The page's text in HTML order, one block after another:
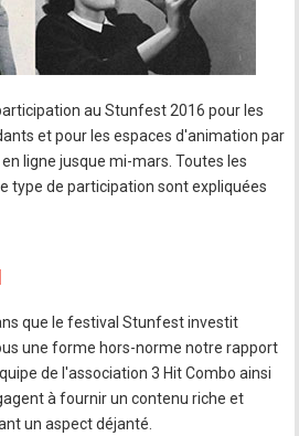
au Stunfest 2016 pour les
et pour les espaces d'animation par
ligne jusque mi-mars. Toutes les
type de participation sont expliquées
que le festival Stunfest investit
une forme hors-norme notre rapport
de l'association 3 Hit Combo ainsi
à fournir un contenu riche et
un aspect déjanté.